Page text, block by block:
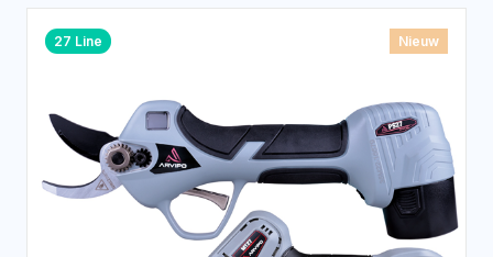
27 Line Nieuw